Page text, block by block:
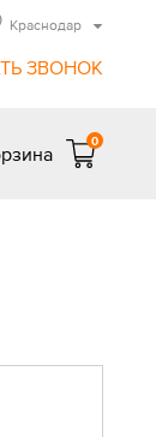
ЗВОНОК
Краснодар
0